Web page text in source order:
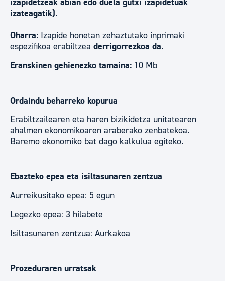
izapidetzeak abian edo duela gutxi izapidetuak
izateagatik).
Oharra: Izapide honetan zehaztutako inprimaki
espezifikoa erabiltzea derrigorrezkoa da.
Eranskinen gehienezko tamaina: 10 Mb
Ordaindu beharreko kopurua
Erabiltzailearen eta haren bizikidetza unitatearen
ahalmen ekonomikoaren araberako zenbatekoa.
Baremo ekonomiko bat dago kalkulua egiteko.
Ebazteko epea eta isiltasunaren zentzua
Aurreikusitako epea: 5 egun
Legezko epea: 3 hilabete
Isiltasunaren zentzua: Aurkakoa
Prozeduraren urratsak